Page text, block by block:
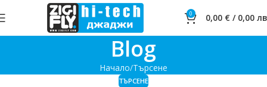
0 0,00 € / 0,00
Blog
Начало Търсене
ТЪРСЕНЕ